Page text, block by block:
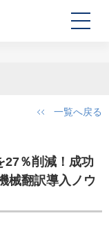
一覧へ戻る
27％削減！成功
械翻訳導入ノウ